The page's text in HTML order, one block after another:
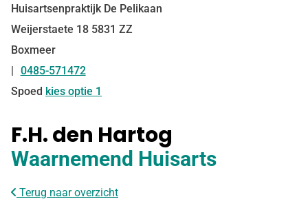
Huisartsenpraktijk De Pelikaan
Weijerstaete 18 5831 ZZ
Boxmeer
Tel:
0485-571472
Spoed kies optie 1
F.H. den Hartog
Waarnemend Huisarts
Terug naar overzicht